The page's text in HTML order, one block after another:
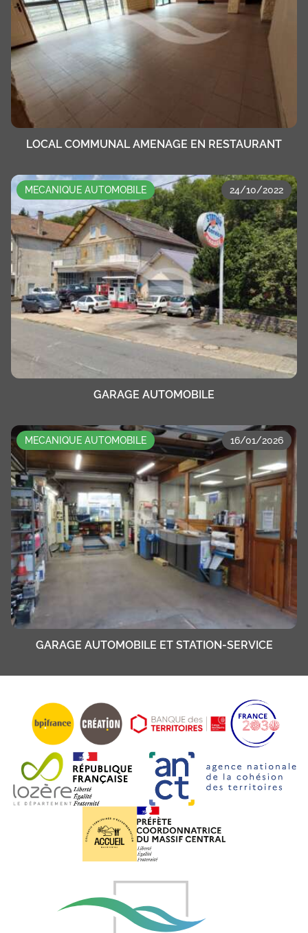
LOCAL COMMUNAL AMENAGE EN RESTAURANT
MECANIQUE AUTOMOBILE 24/10/2022
GARAGE AUTOMOBILE
MECANIQUE AUTOMOBILE 16/01/2026
GARAGE AUTOMOBILE ET STATION-SERVICE